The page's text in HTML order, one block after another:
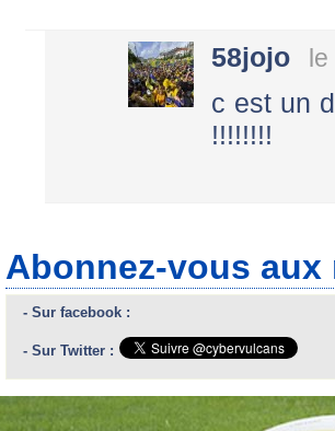
58jojo
c est un
!!!!!!!!
Abonnez-vous aux
- Sur facebook :
- Sur Twitter :